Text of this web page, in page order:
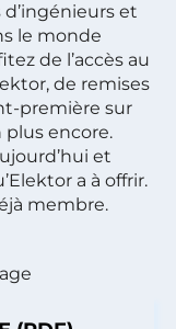
et
le monde
de l’accès au
de remises
première sur
plus encore.
et
a à offrir.
membre.